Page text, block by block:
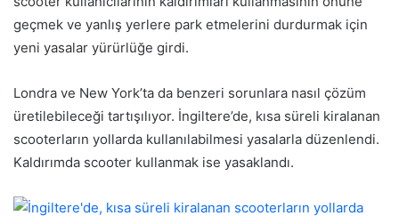
geçmek ve yanlış yerlere park etmelerini durdurmak için
yeni yasalar yürürlüğe girdi.
Londra ve New York’ta da benzeri sorunlara nasıl çözüm
üretilebileceği tartışılıyor. İngiltere’de, kısa süreli kiralanan
scooterların yollarda kullanılabilmesi yasalarla düzenlendi.
Kaldırımda scooter kullanmak ise yasaklandı.